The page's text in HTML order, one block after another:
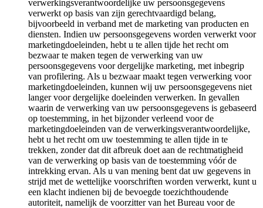
verwerkingsverantwoordelijke uw persoonsgegevens
verwerkt op basis van zijn gerechtvaardigd belang,
bijvoorbeeld in verband met de marketing van producten en
diensten. Indien uw persoonsgegevens worden verwerkt voor
marketingdoeleinden, hebt u te allen tijde het recht om
bezwaar te maken tegen de verwerking van uw
persoonsgegevens voor dergelijke marketing, met inbegrip
van profilering. Als u bezwaar maakt tegen verwerking voor
marketingdoeleinden, kunnen wij uw persoonsgegevens niet
langer voor dergelijke doeleinden verwerken. In gevallen
waarin de verwerking van uw persoonsgegevens is gebaseerd
op toestemming, in het bijzonder verleend voor de
marketingdoeleinden van de verwerkingsverantwoordelijke,
hebt u het recht om uw toestemming te allen tijde in te
trekken, zonder dat dit afbreuk doet aan de rechtmatigheid
van de verwerking op basis van de toestemming vóór de
intrekking ervan. Als u van mening bent dat uw gegevens in
strijd met de wettelijke voorschriften worden verwerkt, kunt u
een klacht indienen bij de bevoegde toezichthoudende
autoriteit, namelijk de voorzitter van het Bureau voor de